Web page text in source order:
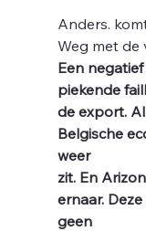
Anders.
Weg met
Een
piekende
de export.
Belgische
weer
zit. En
ernaar.
geen